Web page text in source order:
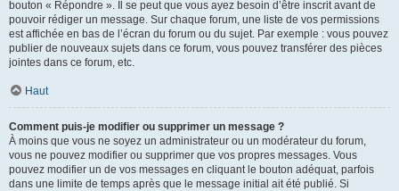
bouton « Répondre ». Il se peut que vous ayez besoin d’être inscrit avant de
pouvoir rédiger un message. Sur chaque forum, une liste de vos permissions
est affichée en bas de l’écran du forum ou du sujet. Par exemple : vous pouvez
publier de nouveaux sujets dans ce forum, vous pouvez transférer des pièces
jointes dans ce forum, etc.
Haut
Comment puis-je modifier ou supprimer un message ?
À moins que vous ne soyez un administrateur ou un modérateur du forum,
vous ne pouvez modifier ou supprimer que vos propres messages. Vous
pouvez modifier un de vos messages en cliquant le bouton adéquat, parfois
dans une limite de temps après que le message initial ait été publié. Si